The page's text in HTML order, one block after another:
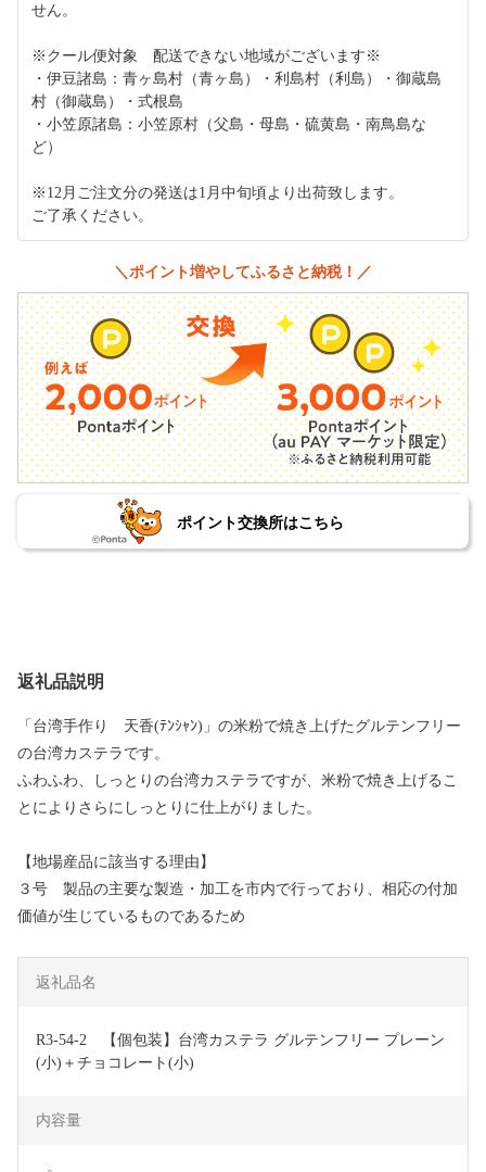
せん。
※クール便対象 配送できない地域がございます※
・伊豆諸島：青ヶ島村（青ヶ島）・利島村（利島）・御蔵島
村（御蔵島）・式根島
・小笠原諸島：小笠原村（父島・母島・硫黄島・南鳥島な
ど）
※12月ご注文分の発送は1月中旬頃より出荷致します。
ご了承ください。
＼ポイント増やしてふるさと納税！／
ポイント交換所はこちら
返礼品説明
「台湾手作り 天香(ﾃﾝｼｬﾝ)」の米粉で焼き上げたグルテンフリー
の台湾カステラです。
ふわふわ、しっとりの台湾カステラですが、米粉で焼き上げるこ
とによりさらにしっとりに仕上がりました。
【地場産品に該当する理由】
３号 製品の主要な製造・加工を市内で行っており、相応の付加
価値が生じているものであるため
返礼品名
R3-54-2　【個包装】台湾カステラ グルテンフリー プレーン
(小)＋チョコレート(小)
内容量